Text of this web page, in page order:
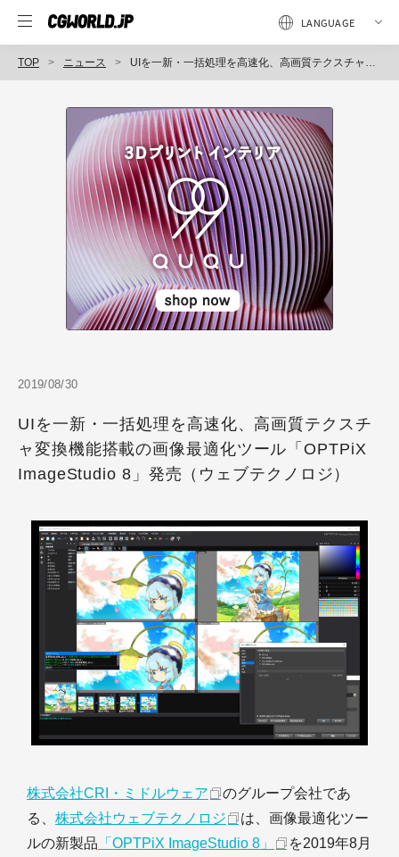
TOP ニュース UIを一新・一括処理を高速化、高画質テクスチャ変換機能搭載の画像最適化ツール「OPTPiX ImageStudio 8」発売（ウェブテクノロジ）
2019/08/30
UIを一新・一括処理を高速化、高画質テクスチ
ャ変換機能搭載の画像最適化ツール「OPTPiX
ImageStudio 8」発売（ウェブテクノロジ）
株式会社CRI・ミドルウェア
のグループ会社であ
る、 株式会社ウェブテクノロジ
は、画像最適化ツー
ルの新製品 「OPTPiX ImageStudio 8」
を2019年8月